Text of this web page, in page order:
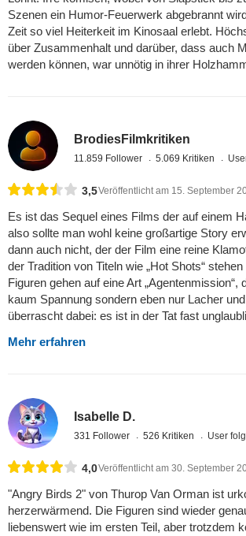
Szenen ein Humor-Feuerwerk abgebrannt
Zeit so viel Heiterkeit im Kinosaal erlebt.
über Zusammenhalt und darüber, dass auch
werden können, war unnötig in ihrer
BrodiesFilmkritiken
11.859 Follower 5.069 Kritiken
3,5Veröffentlicht am 15. September
Es ist das Sequel eines Films der auf einem
also sollte man wohl keine großartige Story
dann auch nicht, der der Film eine reine
der Tradition von Titeln wie „Hot Shots“
Figuren gehen auf eine Art „Agentenmission“,
kaum Spannung sondern eben nur Lacher
überrascht dabei: es ist in der Tat fast
Mehr erfahren
Isabelle D.
331 Follower 526 Kritiken User
4,0Veröffentlicht am 30. September
"Angry Birds 2" von Thurop Van Orman ist
herzerwärmend. Die Figuren sind wieder
liebenswert wie im ersten Teil, aber trotzdem